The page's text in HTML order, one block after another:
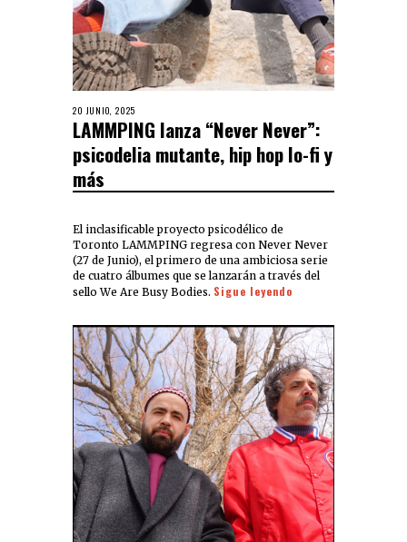
20 JUNIO, 2025
LAMMPING lanza “Never Never”:
psicodelia mutante, hip hop lo-fi y
más
El inclasificable proyecto psicodélico de
Toronto LAMMPING regresa con Never Never
(27 de Junio), el primero de una ambiciosa serie
de cuatro álbumes que se lanzarán a través del
sello We Are Busy Bodies. Sigue leyendo